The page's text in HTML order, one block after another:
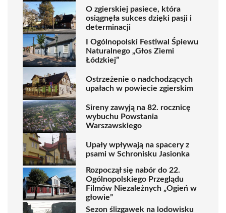
O zgierskiej pasiece, która
osiągnęła sukces dzięki pasji i
determinacji
I Ogólnopolski Festiwal Śpiewu
Naturalnego „Głos Ziemi
Łódzkiej”
Ostrzeżenie o nadchodzących
upałach w powiecie zgierskim
Sireny zawyją na 82. rocznicę
wybuchu Powstania
Warszawskiego
Upały wpływają na spacery z
psami w Schronisku Jasionka
Rozpoczął się nabór do 22.
Ogólnopolskiego Przeglądu
Filmów Niezależnych „Ogień w
głowie”
Sezon ślizgawek na lodowisku